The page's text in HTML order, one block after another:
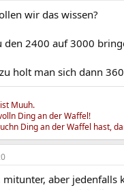
wir das wissen?
den 2400 auf 3000
holt man sich dann
Muuh.
Ding an der Waffel!
Ding an der Waffel hast,
aber jedenfalls